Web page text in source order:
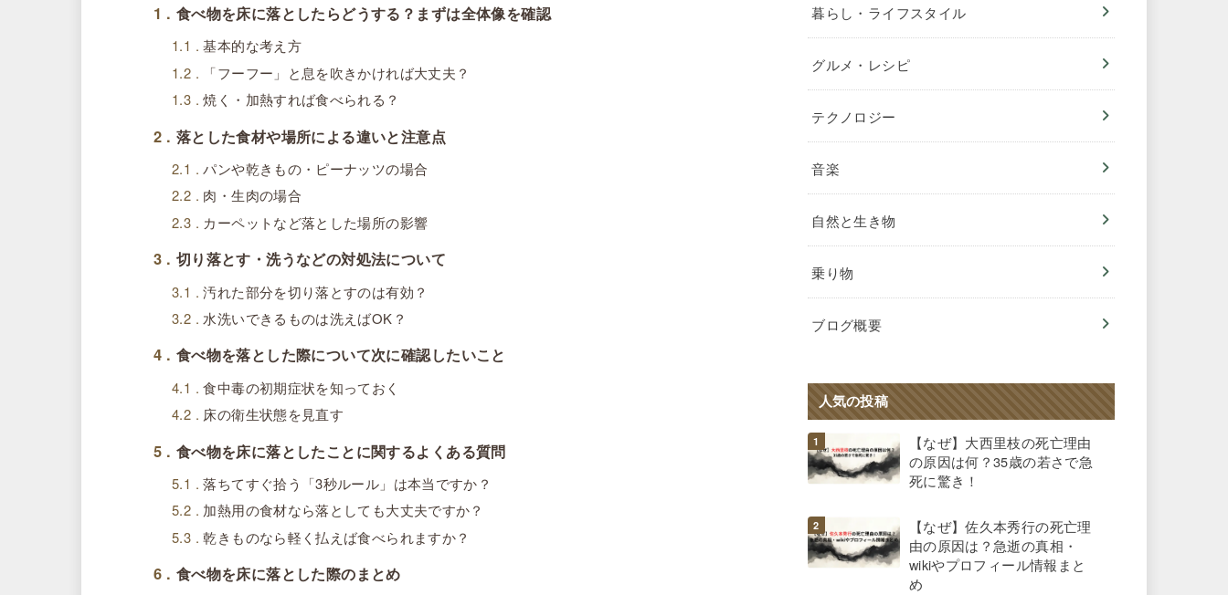
1
食べ物を床に落としたらどうする？まずは全体像を確認
1.1
基本的な考え方
1.2
「フーフー」と息を吹きかければ大丈夫？
1.3
焼く・加熱すれば食べられる？
2 落とした食材や場所による違いと注意点
2.1
パンや乾きもの・ピーナッツの場合
2.2
肉・生肉の場合
2.3
カーペットなど落とした場所の影響
3 切り落とす・洗うなどの対処法について
3.1
汚れた部分を切り落とすのは有効？
3.2
水洗いできるものは洗えばOK？
4 食べ物を落とした際について次に確認したいこと
4.1
食中毒の初期症状を知っておく
4.2
床の衛生状態を見直す
5 食べ物を床に落としたことに関するよくある質問
5.1
落ちてすぐ拾う「3秒ルール」は本当ですか？
5.2
加熱用の食材なら落としても大丈夫ですか？
5.3
乾きものなら軽く払えば食べられますか？
6 食べ物を床に落とした際のまとめ
暮らし・ライフスタイル
グルメ・レシピ
テクノロジー
音楽
自然と生き物
乗り物
ブログ概要
人気の投稿
【なぜ】大西里枝の死亡理由
の原因は何？35歳の若さで急
死に驚き！
【なぜ】佐久本秀行の死亡理
由の原因は？急逝の真相・
wikiやプロフィール情報まと
め